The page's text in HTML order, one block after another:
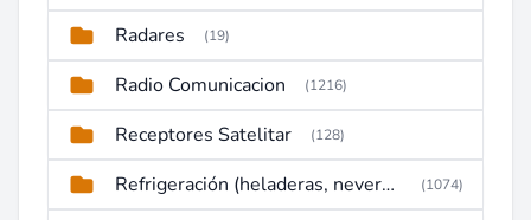
Radares (19)
Radio Comunicacion (1216)
Receptores Satelitar (128)
Refrigeración (heladeras, neveras, congeladores) (1074)